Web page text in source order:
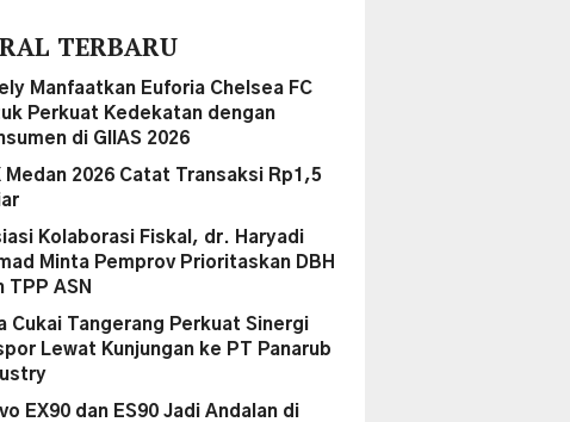
TERBARU
Manfaatkan Euforia Chelsea FC
Perkuat Kedekatan dengan
di GIIAS 2026
Medan 2026 Catat Transaksi Rp1,5
Kolaborasi Fiskal, dr. Haryadi
Minta Pemprov Prioritaskan DBH
TPP ASN
Cukai Tangerang Perkuat Sinergi
Lewat Kunjungan ke PT Panarub
EX90 dan ES90 Jadi Andalan di